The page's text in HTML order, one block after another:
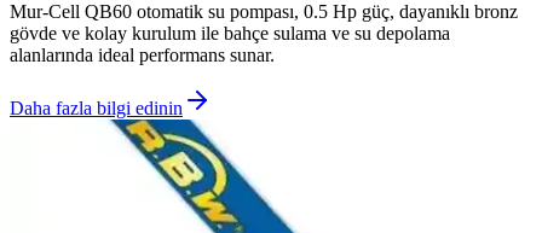
Mur-Cell QB60 otomatik su pompası, 0.5 Hp güç, dayanıklı bronz
gövde ve kolay kurulum ile bahçe sulama ve su depolama
alanlarında ideal performans sunar.
Daha fazla bilgi edinin